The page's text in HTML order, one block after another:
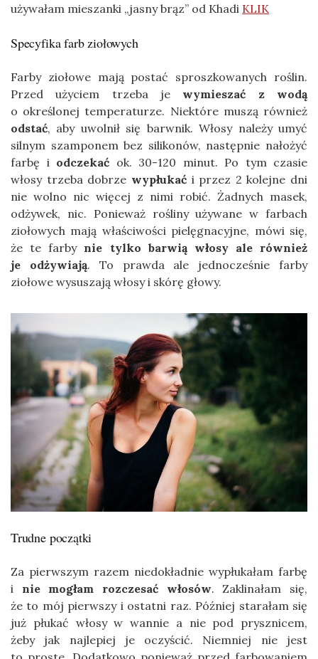
używałam mieszanki „jasny brąz” od Khadi KLIK
Specyfika farb ziołowych
Farby ziołowe mają postać sproszkowanych roślin.
Przed użyciem trzeba je wymieszać z wodą
o określonej temperaturze. Niektóre muszą również
odstać, aby uwolnił się barwnik. Włosy należy umyć
silnym szamponem bez silikonów, następnie nałożyć
farbę i odczekać ok. 30-120 minut. Po tym czasie
włosy trzeba dobrze wypłukaći przez 2 kolejne dni
nie wolno nic więcej z nimi robić. Żadnych masek,
odżywek, nic. Ponieważ rośliny używane w farbach
ziołowych mają właściwości pielęgnacyjne, mówi się,
że te farby nie tylko barwią włosy ale również
je odżywiają. To prawda ale jednocześnie farby
ziołowe wysuszają włosy i skórę głowy.
Trudne początki
Za pierwszym razem niedokładnie wypłukałam farbę
i nie mogłam rozczesać włosów. Zaklinałam się,
że to mój pierwszy i ostatni raz. Później starałam się
już płukać włosy w wannie a nie pod prysznicem,
żeby jak najlepiej je oczyścić. Niemniej nie jest